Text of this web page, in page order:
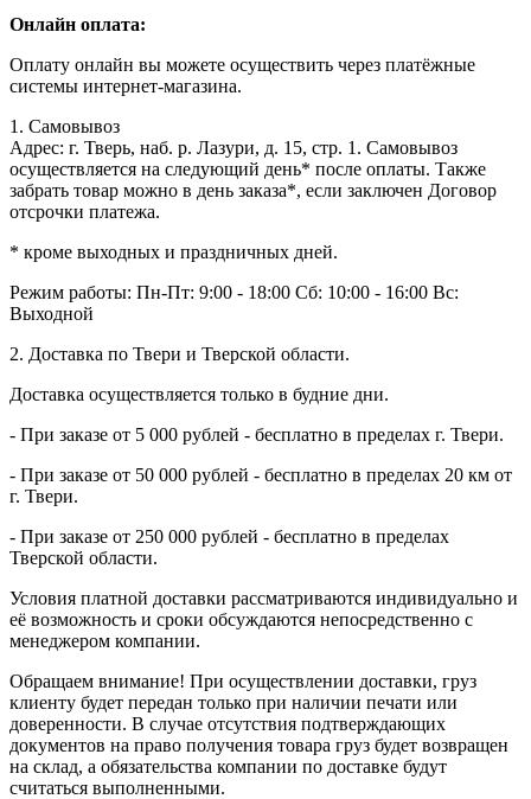
Онлайн оплата:
Оплату онлайн вы можете осуществить через платёжные
системы интернет-магазина.
1. Самовывоз
Адрес: г. Тверь, наб. р. Лазури, д. 15, стр. 1. Самовывоз
осуществляется на следующий день* после оплаты. Также
забрать товар можно в день заказа*, если заключен Договор
отсрочки платежа.
* кроме выходных и праздничных дней.
Режим работы: Пн-Пт: 9:00 - 18:00 Сб: 10:00 - 16:00 Вс:
Выходной
2. Доставка по Твери и Тверской области.
Доставка осуществляется только в будние дни.
- При заказе от 5 000 рублей - бесплатно в пределах г. Твери.
- При заказе от 50 000 рублей - бесплатно в пределах 20 км от
г. Твери.
- При заказе от 250 000 рублей - бесплатно в пределах
Тверской области.
Условия платной доставки рассматриваются индивидуально и
её возможность и сроки обсуждаются непосредственно с
менеджером компании.
Обращаем внимание! При осуществлении доставки, груз
клиенту будет передан только при наличии печати или
доверенности. В случае отсутствия подтверждающих
документов на право получения товара груз будет возвращен
на склад, а обязательства компании по доставке будут
считаться выполненными.